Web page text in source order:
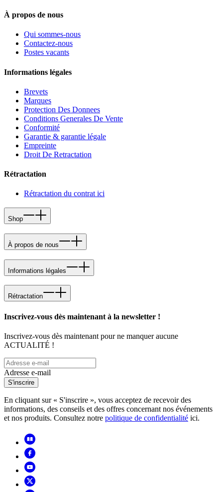
À propos de nous
Qui sommes-nous
Contactez-nous
Postes vacants
Informations légales
Brevets
Marques
Protection Des Donnees
Conditions Generales De Vente
Conformité
Garantie & garantie légale
Empreinte
Droit De Retractation
Rétractation
Rétractation du contrat ici
Shop
À propos de nous
Informations légales
Rétractation
Inscrivez-vous dès maintenant à la newsletter !
Inscrivez-vous dès maintenant pour ne manquer aucune
ACTUALITÉ !
Adresse e-mail
S'inscrire
En cliquant sur « S'inscrire », vous acceptez de recevoir des
informations, des conseils et des offres concernant nos événements
et nos produits. Consultez notre politique de confidentialité ici.